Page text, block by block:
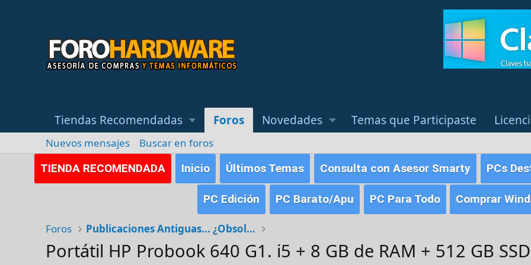
Tiendas Recomendadas Foros Novedades Temas que Participaste
Nuevos mensajes
Buscar en foros
TIENDA RECOMENDADA
Inicio Últimos Temas Consulta con Asesor Smarty PCs
PC Edición PC Barato/Apu PC Para Todo Comprar
Foros Publicaciones Antiguas... ¿Obsoletas?
Portátil HP Probook 640 G1. i5 + 8 GB de RAM + 512 GB